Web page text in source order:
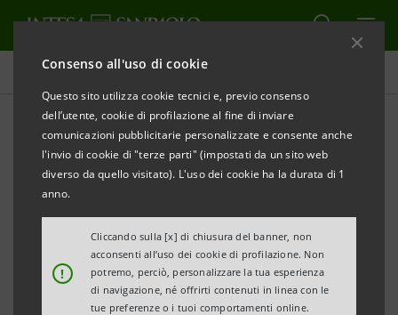
Consenso all'uso di cookie
Questo sito utilizza cookie tecnici e, previo consenso
dell’utente, cookie di profilazione al fine di inviare
comunicazioni pubblicitarie personalizzate e consente anche
l'invio di cookie di "terze parti" (impostati da un sito web
diverso da quello visitato). L'uso dei cookie ha la durata di 1
anno.
!
Cliccando sulla [x] di chiusura del banner, non
acconsenti all’uso dei cookie di profilazione. Non
potremo, perciò, personalizzare la tua esperienza
di navigazione, né offrirti contenuti in linea con le
tue preferenze o i tuoi comportamenti online.
Tutti gli eventi sostenuti dalla banca
SOSTENIBILITÀ
Le opportunità
dell'economia circolare